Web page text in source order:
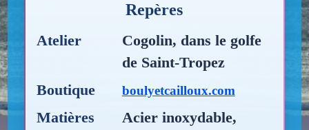
Repères
Atelier
Cogolin, dans le golfe
de Saint-Tropez
Boutique
boulyetcailloux.com
Matières
Acier inoxydable,